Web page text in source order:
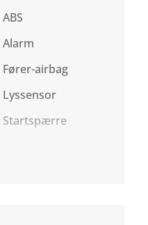
ABS
Alarm
Fører-airbag
Lyssensor
Startspærre